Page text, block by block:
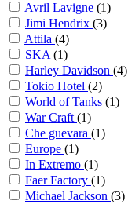
Avril Lavigne (1)
Jimi Hendrix (3)
Attila (4)
SKA(1)
Harley Davidson (4)
Tokio Hotel (2)
World of Tanks (1)
War Craft(1)
Che guevara (1)
Europe (1)
In Extremo (1)
Faer Factory (1)
Michael Jackson (3)